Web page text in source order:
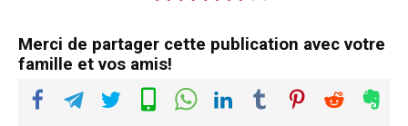
Merci de partager cette publication avec votre
famille et vos amis!